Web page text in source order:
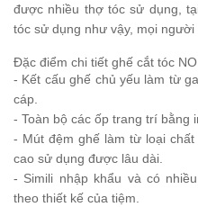
được nhiều thợ tóc sử dụng,
tóc sử dụng như vậy, mọi
Đặc điểm chi tiết ghế cắt tóc
- Kết cấu ghế chủ yếu làm từ
cáp.
- Toàn bộ các ốp trang trí bằng
- Mút đệm ghế làm từ loại
cao sử dụng được lâu dài.
- Simili nhập khẩu và có
theo thiết kế của tiệm.